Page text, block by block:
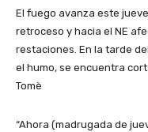
El fuego avanza este
retroceso y hacia el NE
restaciones. En la tarde
el humo, se encuentra
Tomè
“Ahora (madrugada de